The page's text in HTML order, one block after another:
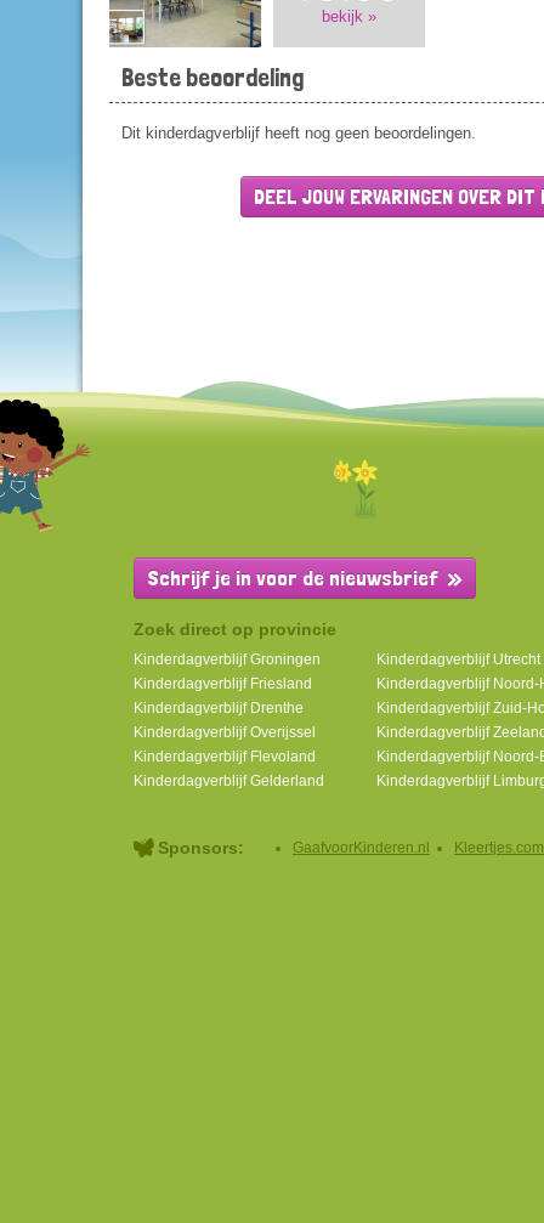
bekijk »
Beste beoordeling
Dit kinderdagverblijf heeft nog geen beoordelingen.
DEEL JOUW ERVARINGEN OVER
Schrijf je in voor de nieuwsbrief
Kinderdagverblijf Utrecht
Kinderdagverblijf Noord-
Kinderdagverblijf Zuid-
Kinderdagverblijf
Kinderdagverblijf Noord-
Kinderdagverblijf
Zoek direct op provincie
Kinderdagverblijf Groningen
Kinderdagverblijf Friesland
Kinderdagverblijf Drenthe
Kinderdagverblijf Overijssel
Kinderdagverblijf Flevoland
Kinderdagverblijf Gelderland
Sponsors: GaafvoorKinderen.nl Kleertjes.com